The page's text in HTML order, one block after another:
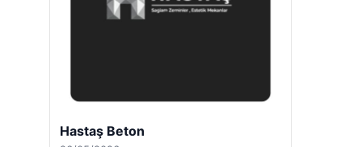
Hastaş Beton